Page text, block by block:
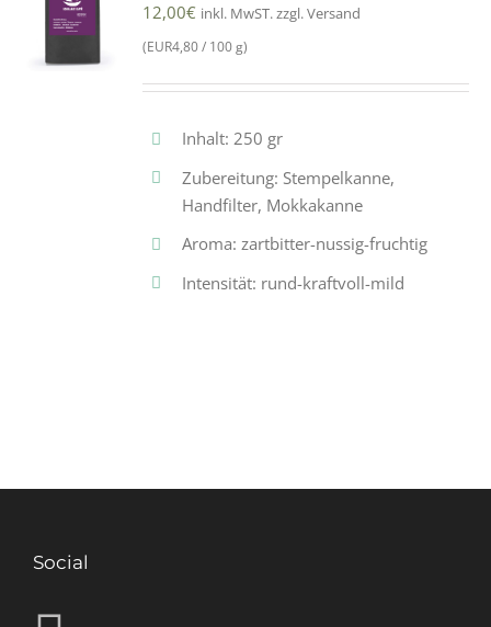
12,00€ inkl. MwST. zzgl. Versand
(EUR4,80 / 100 g)
Inhalt: 250 gr
Zubereitung: Stempelkanne,
Handfilter, Mokkakanne
Aroma: zartbitter-nussig-fruchtig
Intensität: rund-kraftvoll-mild
Social